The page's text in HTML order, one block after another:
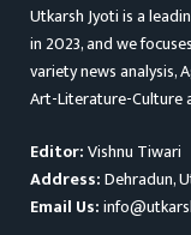
Utkarsh Jyoti is a
in 2023, and we
variety news analysis,
Art-Literature-Culture
Editor:Vishnu Tiwari
Address:Dehradun,
Email Us: